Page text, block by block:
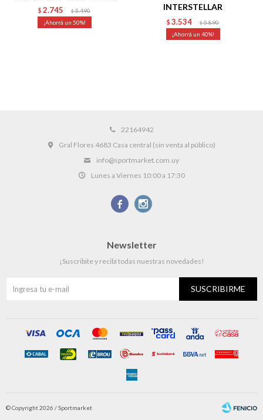
$ 2.745 $ 5.490
50
INTERSTELLAR
$ 3.534 $ 5.890
40
22164942
Gral Flores 4683 Casa central (sin venta al público)
info@sportmarket.com.uy
Lunes a Viernes 10:00 a 17:30
 
Newsletter
¡Suscribite y recibí todas nuestras novedades!
SUSCRIBIRME
© Copyright 2026 / Sportmarket